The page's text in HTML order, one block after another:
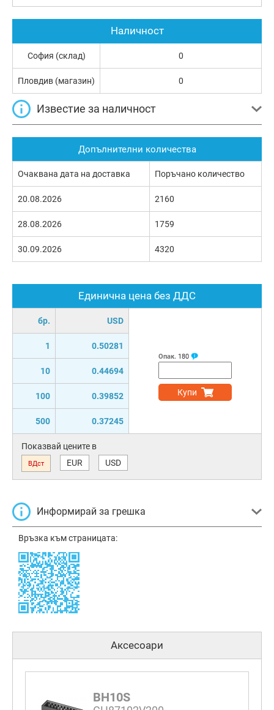
Единична цена без ДДС
бр. USD
1 0.50281
10 0.44694
100 0.39852
500 0.37245
Опак. 180
Купи
Показвай цените в
ВДст EUR USD
Информирай за грешка
Връзка към страницата:
Наличност
София (склад) 0
Пловдив (магазин) 0
Известие за наличност
Допълнителни количества
Очаквана дата на доставка Поръчано количество
20.08.2026 2160
28.08.2026 1759
30.09.2026 4320
Аксесоари
BH10S